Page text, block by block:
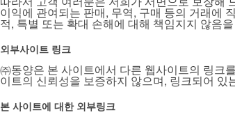
이익에 관여되는 판매, 무역, 구매 등의 거래에
적, 특별 또는 확대 손해에 대해 책임지지 않음
외부사이트 링크
㈜동양은 본 사이트에서 다른 웹사이트의 링크
이트의 신뢰성을 보증하지 않으며, 링크되어
본 사이트에 대한 외부링크